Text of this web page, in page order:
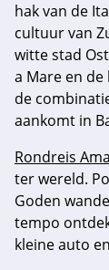
hak van de
cultuur van
witte stad
a Mare en de
de
aankomt in
Rondreis
ter wereld.
Goden
tempo
kleine auto